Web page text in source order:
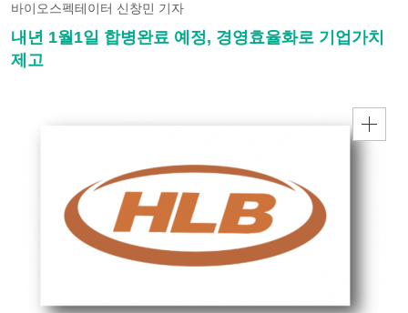
바이오스펙테이터 신창민 기자
내년 1월1일 합병완료 예정, 경영효율화로 기업가치
제고